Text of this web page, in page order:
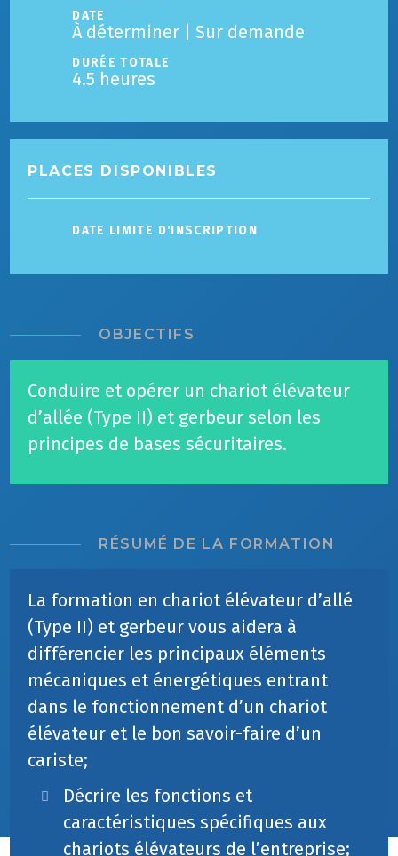
DATE
À déterminer | Sur demande
DURÉE TOTALE
4.5 heures
PLACES DISPONIBLES
DATE LIMITE D'INSCRIPTION
OBJECTIFS
Conduire et opérer un chariot élévateur
d’allée (Type II) et gerbeur selon les
principes de bases sécuritaires.
RÉSUMÉ DE LA FORMATION
La formation en chariot élévateur d’allé
(Type II) et gerbeur vous aidera à
différencier les principaux éléments
mécaniques et énergétiques entrant
dans le fonctionnement d’un chariot
élévateur et le bon savoir-faire d’un
cariste;
Décrire les fonctions et
caractéristiques spécifiques aux
chariots élévateurs de l’entreprise;